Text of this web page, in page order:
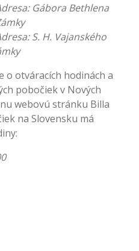
Gábora Bethlena
S. H. Vajanského
o otváracích hodinách a
pobočiek v Nových
webovú stránku Billa
na Slovensku má